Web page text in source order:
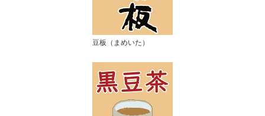
豆板（まめいた）